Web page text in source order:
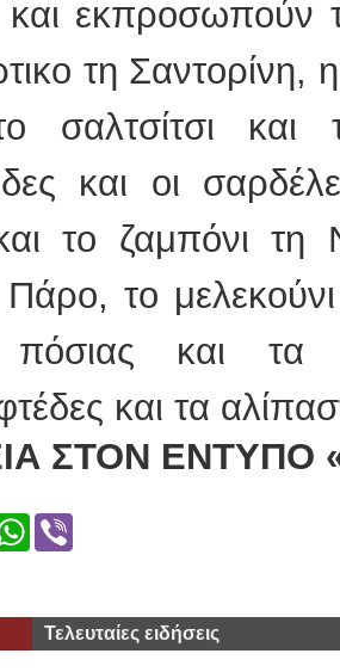
και εκπροσωπούν
τη Σαντορίνη,
σαλτσίτσι
και οι
το ζαμπόνι
το
πόσιας και τα
και τα
ΣΤΟΝ ΕΝΤΥΠΟ
WhatsApp
Τελευταίες ειδήσεις